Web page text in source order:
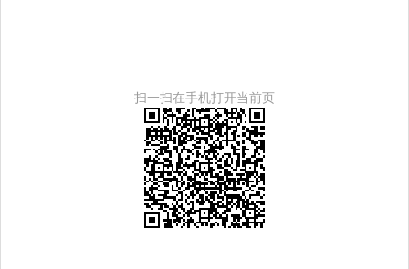
扫一扫在手机打开当前页